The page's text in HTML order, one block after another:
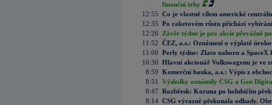
finanční trhy
12:55 Co je vlastně cílem americké
12:35 Po raketovém růstu přichází
12:26
Závěr týdne je pro akcie převážně
11:52 ČEZ, a.s.: Oznámení o výplatě
11:00 Perly týdne: Zlato nahoru a SpaceX
10:30 Hlavní akcionář Volkswagenu je ve
8:59 Komerční banka, a.s.: Výpis z
8:51
Výsledky oznámily CSG a Gen
8:47 Rozbřesk: Koruna po holubičím
8:14 CSG výrazně překonala odhady.